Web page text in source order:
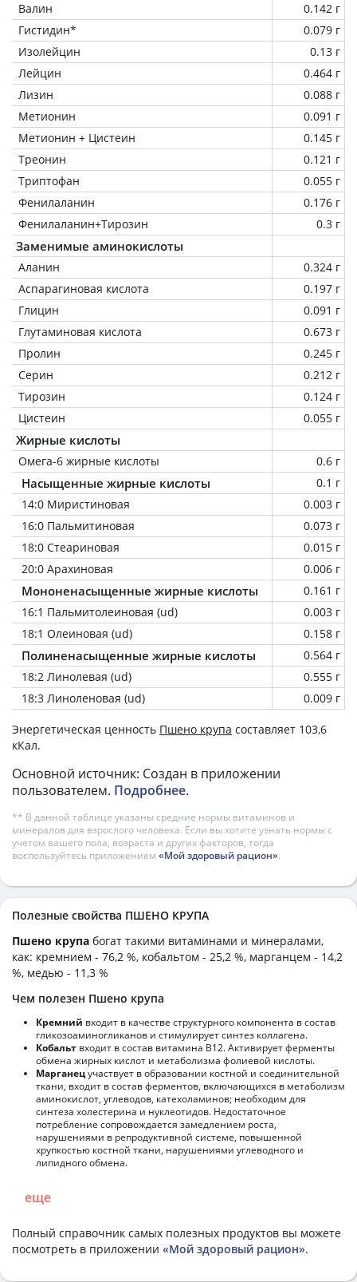
Валин
0.142 г
Гистидин*
0.079 г
Изолейцин
0.13 г
Лейцин
0.464 г
Лизин
0.088 г
Метионин
0.091 г
Метионин + Цистеин
0.145 г
Треонин
0.121 г
Триптофан
0.055 г
Фенилаланин
0.176 г
Фенилаланин+Тирозин
0.3 г
Заменимые аминокислоты
Аланин
0.324 г
Аспарагиновая кислота
0.197 г
Глицин
0.091 г
Глутаминовая кислота
0.673 г
Пролин
0.245 г
Серин
0.212 г
Тирозин
0.124 г
Цистеин
0.055 г
Жирные кислоты
Омега-6 жирные кислоты 0.6 г
Насыщенные жирные кислоты
0.1 г
14:0 Миристиновая
0.003 г
16:0 Пальмитиновая
0.073 г
18:0 Стеариновая
0.015 г
20:0 Арахиновая
0.006 г
Мононенасыщенные жирные кислоты
0.161 г
16:1 Пальмитолеиновая (ud)
0.003 г
18:1 Олеиновая (ud)
0.158 г
Полиненасыщенные жирные кислоты
0.564 г
18:2 Линолевая (ud)
0.555 г
18:3 Линоленовая (ud)
0.009 г
Энергетическая ценность Пшено крупа составляет 103,6
кКал.
Основной источник: Создан в приложении
пользователем. Подробнее.
** В данной таблице указаны средние нормы витаминов и
минералов для взрослого человека. Если вы хотите узнать нормы с
учетом вашего пола, возраста и других факторов, тогда
воспользуйтесь приложением «Мой здоровый рацион».
Полезные свойства ПШЕНО КРУПА
Пшено крупа богат такими витаминами и минералами,
как: кремнием - 76,2 %, кобальтом - 25,2 %, марганцем - 14,2
%, медью - 11,3 %
Чем полезен Пшено крупа
Кремний входит в качестве структурного компонента в состав
гликозоаминогликанов и стимулирует синтез коллагена.
Кобальт входит в состав витамина В12. Активирует ферменты
обмена жирных кислот и метаболизма фолиевой кислоты.
Марганецучаствует в образовании костной и соединительной
ткани, входит в состав ферментов, включающихся в метаболизм
аминокислот, углеводов, катехоламинов; необходим для
синтеза холестерина и нуклеотидов. Недостаточное
потребление сопровождается замедлением роста,
нарушениями в репродуктивной системе, повышенной
хрупкостью костной ткани, нарушениями углеводного и
липидного обмена.
еще
Полный справочник самых полезных продуктов вы можете
посмотреть в приложении «Мой здоровый рацион».